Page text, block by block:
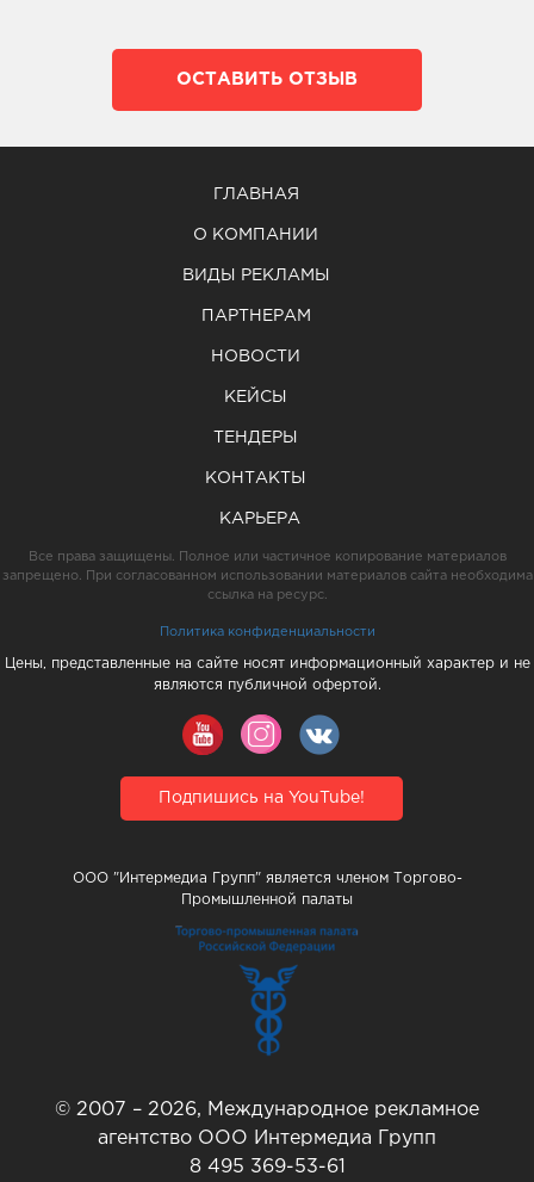
ОСТАВИТЬ ОТЗЫВ
ГЛАВНАЯ
О КОМПАНИИ
ВИДЫ РЕКЛАМЫ
ПАРТНЕРАМ
НОВОСТИ
КЕЙСЫ
ТЕНДЕРЫ
КОНТАКТЫ
КАРЬЕРА
Все права защищены. Полное или частичное копирование материалов
запрещено. При согласованном использовании материалов сайта необходима
ссылка на ресурс.
Политика конфиденциальности
Цены, представленные на сайте носят информационный характер и не
являются публичной офертой.
Подпишись на YouTube!
ООО "Интермедиа Групп" является членом Торгово-
Промышленной палаты
© 2007 – 2026, Международное рекламное
агентство ООО Интермедиа Групп
8 495 369-53-61